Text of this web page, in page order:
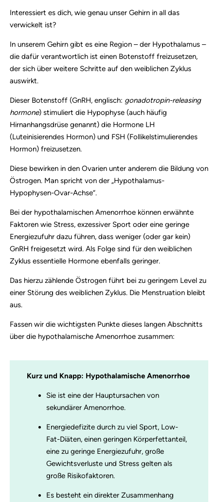
Interessiert es dich, wie genau unser Gehirn in all das
verwickelt ist?
In unserem Gehirn gibt es eine Region – der Hypothalamus –
die dafür verantwortlich ist einen Botenstoff freizusetzen,
der sich über weitere Schritte auf den weiblichen Zyklus
auswirkt.
Dieser Botenstoff (GnRH, englisch: gonadotropin-releasing
hormone) stimuliert die Hypophyse (auch häufig
Hirnanhangsdrüse genannt) die Hormone LH
(Luteinisierendes Hormon) und FSH (Follikelstimulierendes
Hormon) freizusetzen.
Diese bewirken in den Ovarien unter anderem die Bildung von
Östrogen. Man spricht von der „Hypothalamus-
Hypophysen-Ovar-Achse“.
Bei der hypothalamischen Amenorrhoe können erwähnte
Faktoren wie Stress, exzessiver Sport oder eine geringe
Energiezufuhr dazu führen, dass weniger (oder gar kein)
GnRH freigesetzt wird. Als Folge sind für den weiblichen
Zyklus essentielle Hormone ebenfalls geringer.
Das hierzu zählende Östrogen führt bei zu geringem Level zu
einer Störung des weiblichen Zyklus. Die Menstruation bleibt
aus.
Fassen wir die wichtigsten Punkte dieses langen Abschnitts
über die hypothalamische Amenorrhoe zusammen:
Kurz und Knapp: Hypothalamische Amenorrhoe
Sie ist eine der Hauptursachen von
sekundärer Amenorrhoe.
Energiedefizite durch zu viel Sport, Low-
Fat-Diäten, einen geringen Körperfettanteil,
eine zu geringe Energiezufuhr, große
Gewichtsverluste und Stress gelten als
große Risikofaktoren.
Es besteht ein direkter Zusammenhang